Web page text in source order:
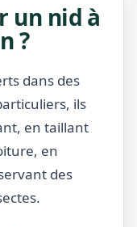
un nid à
?
dans des
ils
en taillant
en
des